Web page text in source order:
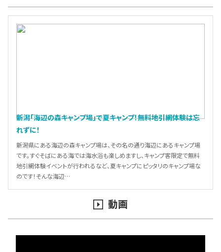
新潟「海辺の森キャンプ場」で夏キャンプ！無料地引網体験は忘
れずに！
新潟県にある海辺の森キャンプ場は、その名の通り海辺にあるキャンプ場
です。すぐそばにある海では海水浴も楽しめますし、キャンプ客限定で無料
地引網体験イベントが行われるなど、夏キャンプにピッタリのキャンプ場な
のです！そんな海辺…
動画